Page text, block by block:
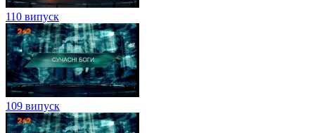
110 випуск
109 випуск